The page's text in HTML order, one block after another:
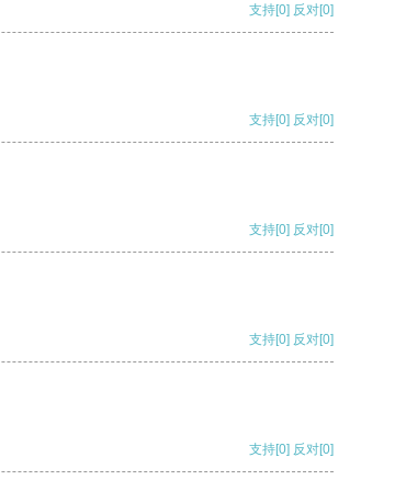
支持[0] 反对[0]
支持[0] 反对[0]
支持[0] 反对[0]
支持[0] 反对[0]
支持[0] 反对[0]